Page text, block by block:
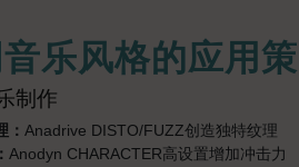
乐风格的应用
制作
： Anadrive DISTO/FUZZ创造独特纹理
Anodyn CHARACTER高设置增加冲击力